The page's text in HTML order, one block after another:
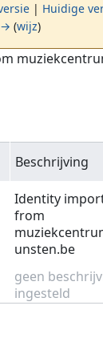
| Huidige
→ (wijz)
Beschrijving
Identity
from
unsten.be
geen
ingesteld